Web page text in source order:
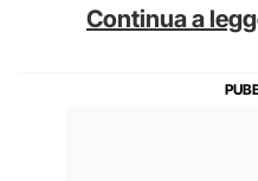
Continua a